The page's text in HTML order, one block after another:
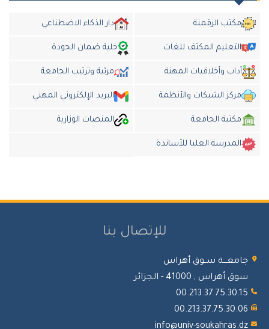
مكتب الرقمنة دار الذكاء الاضطناعي
التعليم المكثف للغات خلية ضمان الجودة
أداب وأخلاقيات المهنة مرئية وترتيب الجامعة
مركز الشبكات والأنظمة البريد الإلكتروني المهني
مكتبة الجامعة المنصات الوزارية
المدرسة العليا للأساتذة
للإتصال بنا
جامعـــة ســوق أهراس
سوق أهراس , 41000 - الجزائر
00.213.37.75.30.15
00.213.37.75.30.06
info@univ-soukahras.dz